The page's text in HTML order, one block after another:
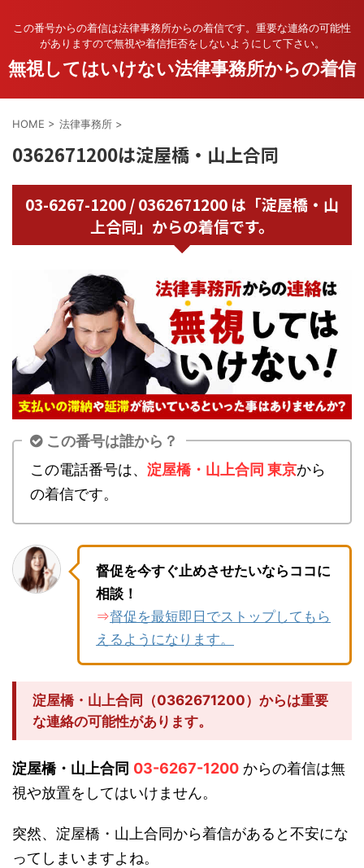
この番号からの着信は法律事務所からの着信です。重要な連絡の可能性
がありますので無視や着信拒否をしないようにして下さい。
無視してはいけない法律事務所からの着信
HOME > 法律事務所 >
0362671200は淀屋橋・山上合同
03-6267-1200 / 0362671200 は「淀屋橋・山
上合同」からの着信です。
この番号は誰から？
この電話番号は、 淀屋橋・山上合同 東京から
の着信です。
督促を今すぐ止めさせたいならココに
相談！
⇒督促を最短即日でストップしてもら
えるようになります。
淀屋橋・山上合同（0362671200）からは重要
な連絡の可能性があります。
淀屋橋・山上合同 03-6267-1200 からの着信は無
視や放置をしてはいけません。
突然、淀屋橋・山上合同から着信があると不安にな
ってしまいますよね。